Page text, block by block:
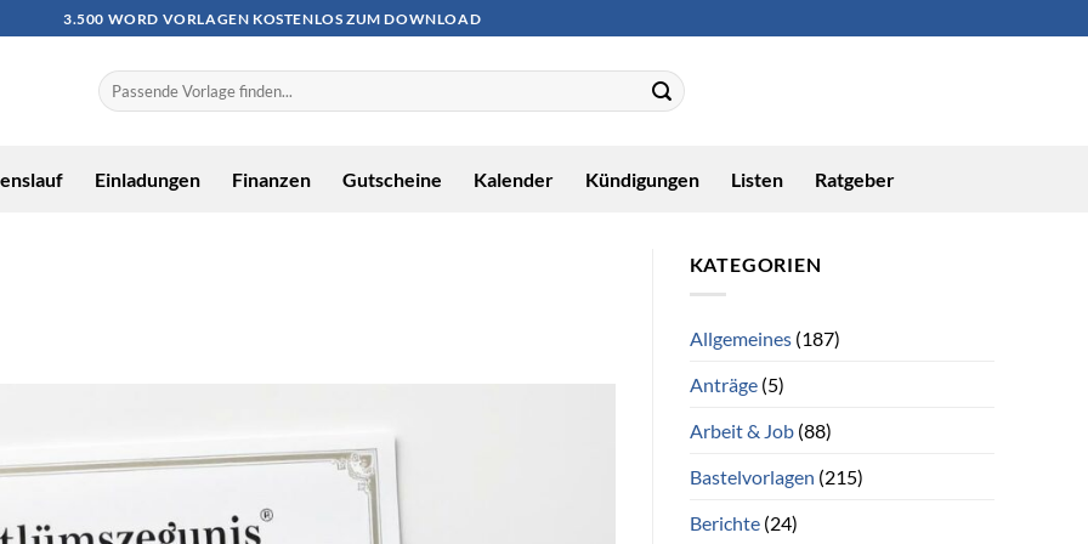
3.500 WORD VORLAGEN KOSTENLOS ZUM DOWNLOAD
Einladungen Finanzen Gutscheine Kalender Kündigungen Listen Ratgeber
KATEGORIEN
Allgemeines(187)
Anträge(5)
Arbeit & Job(88)
Bastelvorlagen (215)
Berichte(24)